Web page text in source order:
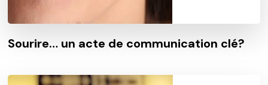
Sourire… un acte de communication clé?